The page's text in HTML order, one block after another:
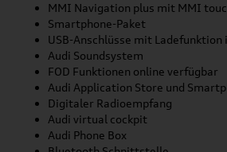
MMI Navigation plus mit MMI
Smartphone-Paket
USB-Anschlüsse mit Ladefunktion
Audi Soundsystem
FOD Funktionen online verfügbar
Audi Application Store und
Digitaler Radioempfang
Audi virtual cockpit
Audi Phone Box